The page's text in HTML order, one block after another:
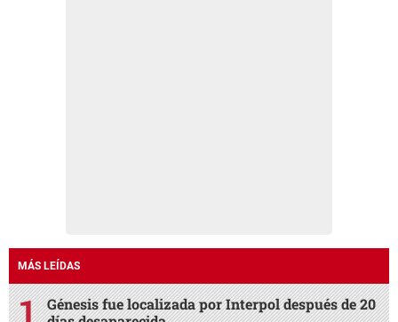
MÁS LEÍDAS
Génesis fue localizada por Interpol después de 20